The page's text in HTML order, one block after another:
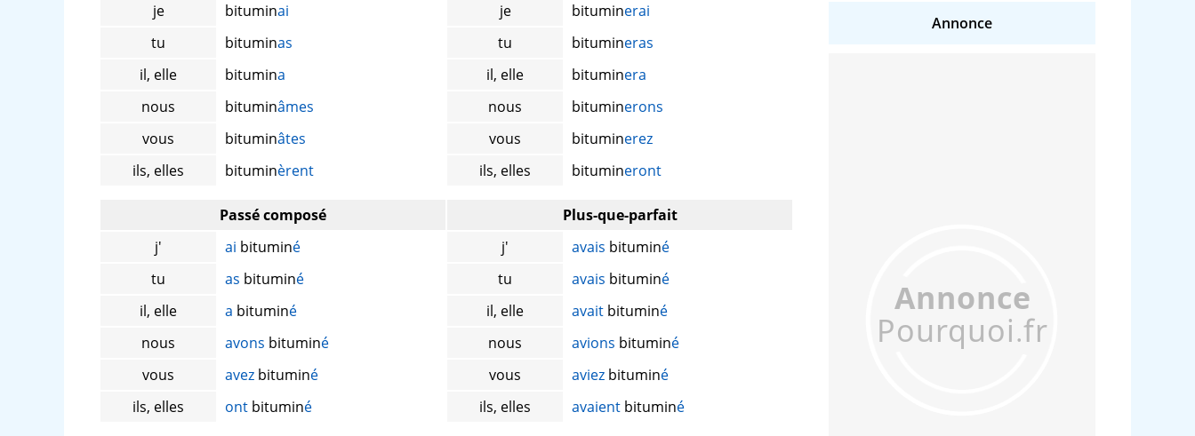
je
bituminai
tu
bituminas
il, elle
bitumina
nous
bituminâmes
vous
bituminâtes
ils, elles
bituminèrent
je
bituminerai
tu
bitumineras
il, elle
bituminera
nous
bituminerons
vous
bituminerez
ils, elles
bitumineront
Passé composé
j'
ai bituminé
tu
as bituminé
il, elle
a bituminé
nous
avons bituminé
vous
avez bituminé
ils, elles
ont bituminé
Plus-que-parfait
j'
avais bituminé
tu
avais bituminé
il, elle
avait bituminé
nous
avions bituminé
vous
aviez bituminé
ils, elles
avaient bituminé
Annonce